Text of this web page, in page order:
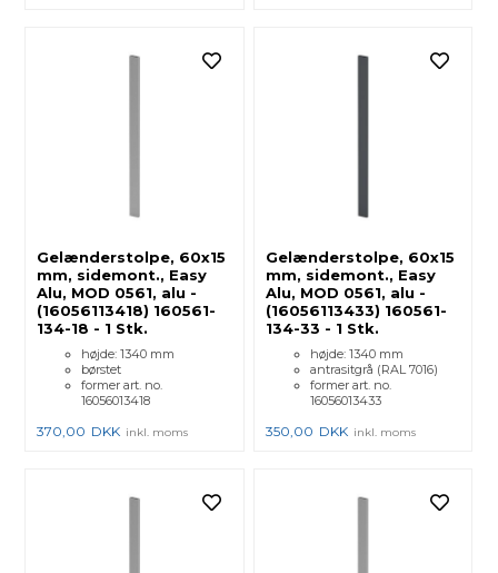
Gelænderstolpe, 60x15
mm, sidemont., Easy
Alu, MOD 0561, alu -
(16056113418) 160561-
134-18 - 1 Stk.
højde: 1340 mm
børstet
former art. no.
16056013418
370,00 DKK inkl. moms
Gelænderstolpe, 60x15
mm, sidemont., Easy
Alu, MOD 0561, alu -
(16056113433) 160561-
134-33 - 1 Stk.
højde: 1340 mm
antrasitgrå (RAL 7016)
former art. no.
16056013433
350,00 DKK inkl. moms